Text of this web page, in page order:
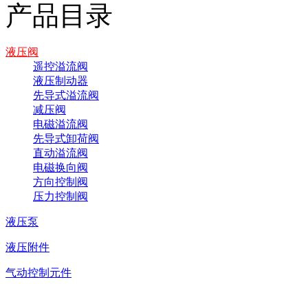
产品目录
液压阀
遥控溢流阀
液压制动器
先导式溢流阀
减压阀
电磁溢流阀
先导式卸荷阀
直动溢流阀
电磁换向阀
方向控制阀
压力控制阀
液压泵
液压附件
气动控制元件